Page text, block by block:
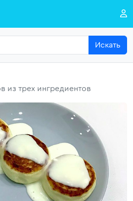
Искать
из трех ингредиентов